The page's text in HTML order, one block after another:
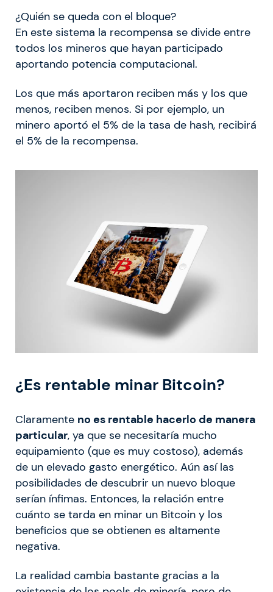
¿Quién se queda con el bloque?
En este sistema la recompensa se divide entre
todos los mineros que hayan participado
aportando potencia computacional.
Los que más aportaron reciben más y los que
menos, reciben menos. Si por ejemplo, un
minero aportó el 5% de la tasa de hash, recibirá
el 5% de la recompensa.
¿Es rentable minar Bitcoin?
Claramente no es rentable hacerlo de manera
particular, ya que se necesitaría mucho
equipamiento (que es muy costoso), además
de un elevado gasto energético. Aún así las
posibilidades de descubrir un nuevo bloque
serían ínfimas. Entonces, la relación entre
cuánto se tarda en minar un Bitcoin y los
beneficios que se obtienen es altamente
negativa.
La realidad cambia bastante gracias a la